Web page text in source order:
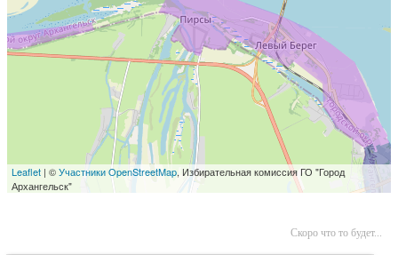
Скоро что то будет...